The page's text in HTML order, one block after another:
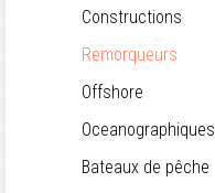
Constructions
Remorqueurs
Offshore
Oceanographiques
Bateaux de pêche